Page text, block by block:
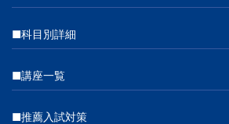
■科目別詳細
■講座一覧
■推薦入試対策